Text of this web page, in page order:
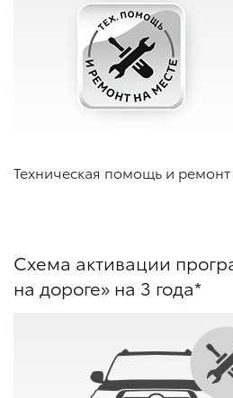
Техническая помощь и
Схема активации
на дороге» на 3 года*